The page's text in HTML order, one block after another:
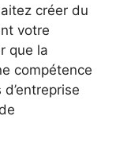
créer du
votre
que la
compétence